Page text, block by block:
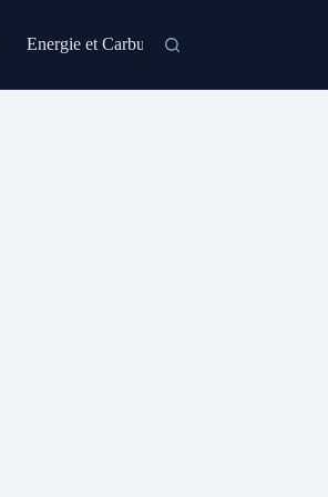
Energie et Carburant